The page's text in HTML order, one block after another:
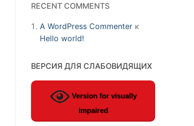
RECENT COMMENTS
A WordPress Commenter к
Hello world!
ВЕРСИЯ ДЛЯ СЛАБОВИДЯЩИХ
Version for visually
impaired